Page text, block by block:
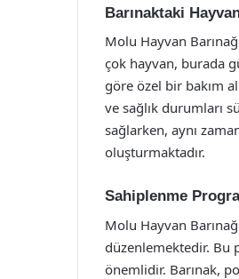
Barınaktaki
Molu Hayvan
çok hayvan, burada
göre özel bir bakım
ve sağlık durumları
sağlarken, aynı
oluşturmaktadır.
Sahiplenme
Molu Hayvan
düzenlemektedir. Bu
önemlidir. Barınak,